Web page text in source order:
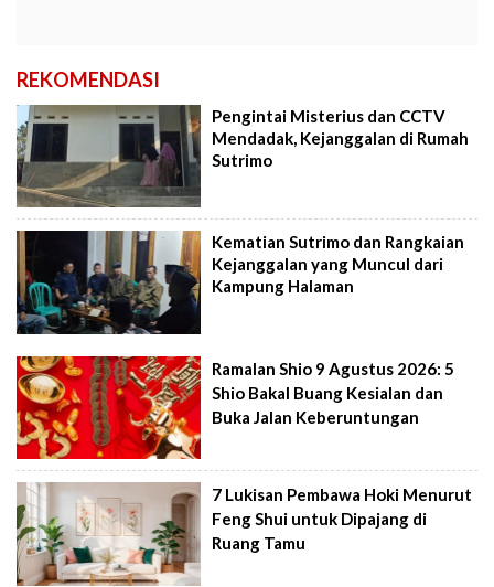
REKOMENDASI
Pengintai Misterius dan CCTV
Mendadak, Kejanggalan di Rumah
Sutrimo
Kematian Sutrimo dan Rangkaian
Kejanggalan yang Muncul dari
Kampung Halaman
Ramalan Shio 9 Agustus 2026: 5
Shio Bakal Buang Kesialan dan
Buka Jalan Keberuntungan
7 Lukisan Pembawa Hoki Menurut
Feng Shui untuk Dipajang di
Ruang Tamu